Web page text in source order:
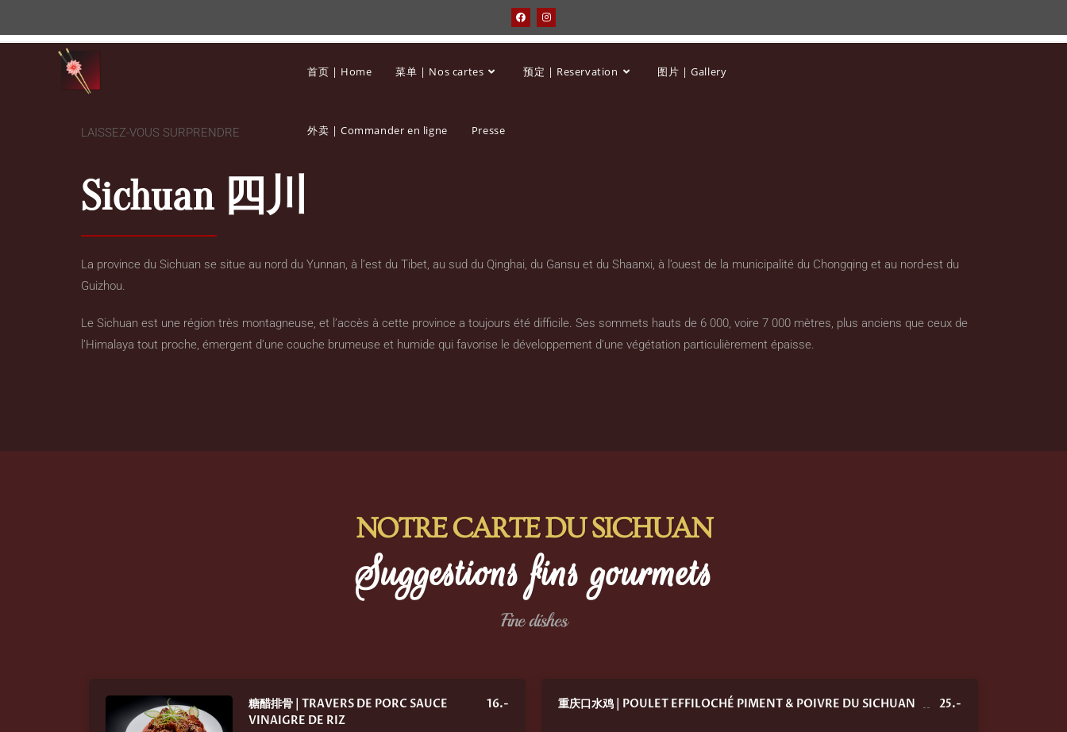
首页 | Home 菜单 | Nos cartes 预定 | Reservation 图片 | Gallery
外卖 | Commander en ligne Presse
LAISSEZ-VOUS SURPRENDRE
Sichuan 四川
La province du Sichuan se situe au nord du Yunnan, à l’est du Tibet, au sud du Qinghai, du Gansu et du Shaanxi, à l’ouest de la municipalité du Chongqing et au nord-est du
Guizhou.
Le Sichuan est une région très montagneuse, et l’accès à cette province a toujours été difficile. Ses sommets hauts de 6 000, voire 7 000 mètres, plus anciens que ceux de
l’Himalaya tout proche, émergent d’une couche brumeuse et humide qui favorise le développement d’une végétation particulièrement épaisse.
NOTRE CARTE DU SICHUAN
Suggestions fins gourmets
Fine dishes
糖醋排骨 | TRAVERS DE PORC SAUCE
VINAIGRE DE RIZ
16.- 重庆口水鸡 | POULET EFFILOCHÉ PIMENT & POIVRE DU SICHUAN 25.-